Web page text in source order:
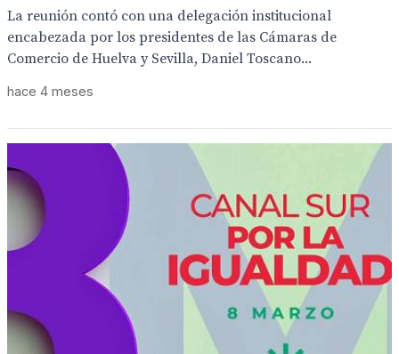
La reunión contó con una delegación institucional
encabezada por los presidentes de las Cámaras de
Comercio de Huelva y Sevilla, Daniel Toscano...
hace 4 meses